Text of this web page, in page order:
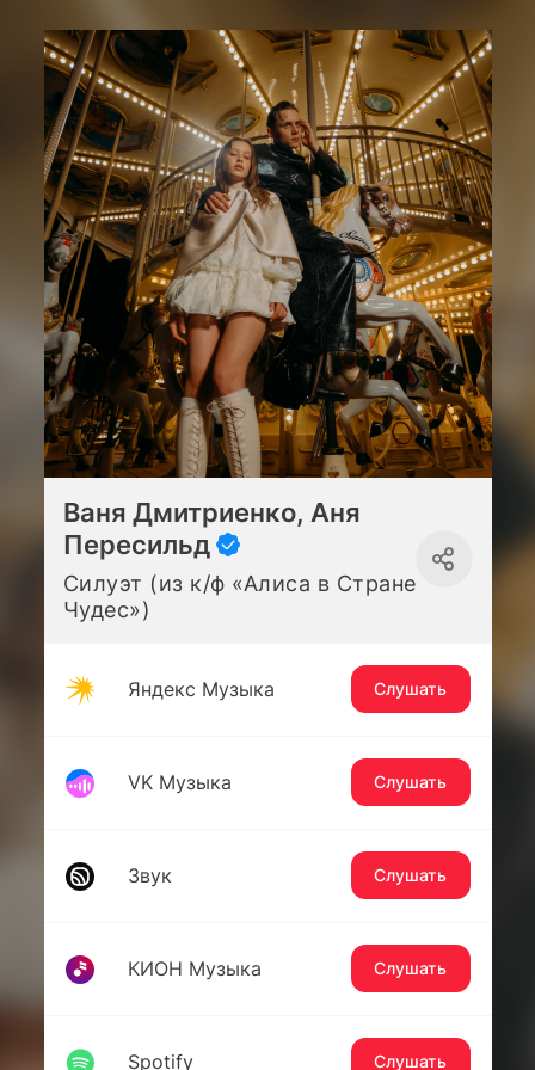
Ваня Дмитриенко, Аня
Пересильд
Силуэт (из к/ф «Алиса в Стране
Чудес»)
Яндекс Музыка Слушать
VK Музыка Слушать
Звук Слушать
КИОН Музыка Слушать
Spotify Слушать